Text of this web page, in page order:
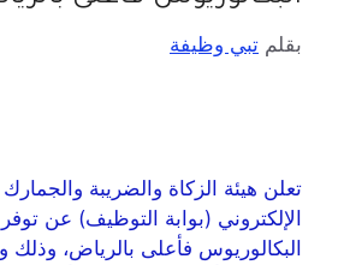
بقلم تبي وظيفة
تعلن هيئة الزكاة والضريبة
البكالوريوس فأعلى بالرياض، وذلك